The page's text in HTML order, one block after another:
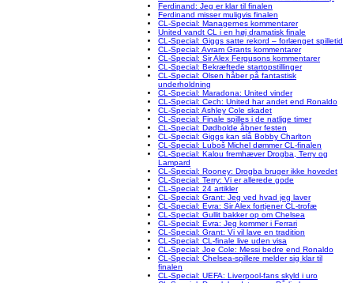
Ferdinand: Jeg er klar til finalen
Ferdinand misser muligvis finalen
CL-Special: Managernes kommentarer
United vandt CL i en høj dramatisk finale
CL-Special: Giggs satte rekord – forlænget spilletid
CL-Special: Avram Grants kommentarer
CL-Special: Sir Alex Fergusons kommentarer
CL-Special: Bekræftede startopstillinger
CL-Special: Olsen håber på fantastisk
underholdning
CL-Special: Maradona: United vinder
CL-Special: Cech: United har andet end Ronaldo
CL-Special: Ashley Cole skadet
CL-Special: Finale spilles i de natlige timer
CL-Special: Dødbolde åbner festen
CL-Special: Giggs kan slå Bobby Charlton
CL-Special: Luboš Michel dømmer CL-finalen
CL-Special: Kalou fremhæver Drogba, Terry og
Lampard
CL-Special: Rooney: Drogba bruger ikke hovedet
CL-Special: Terry: Vi er allerede gode
CL-Special: 24 artikler
CL-Special: Grant: Jeg ved hvad jeg laver
CL-Special: Evra: Sir Alex fortjener CL-trofæ
CL-Special: Gullit bakker op om Chelsea
CL-Special: Evra: Jeg kommer i Ferrari
CL-Special: Grant: Vi vil lave en tradition
CL-Special: CL-finale live uden visa
CL-Special: Joe Cole: Messi bedre end Ronaldo
CL-Special: Chelsea-spillere melder sig klar til
finalen
CL-Special: UEFA: Liverpool-fans skyld i uro